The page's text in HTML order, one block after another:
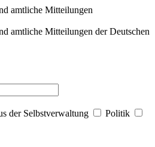
amtliche Mitteilungen
amtliche Mitteilungen der Deutschen
der Selbstverwaltung
Politik